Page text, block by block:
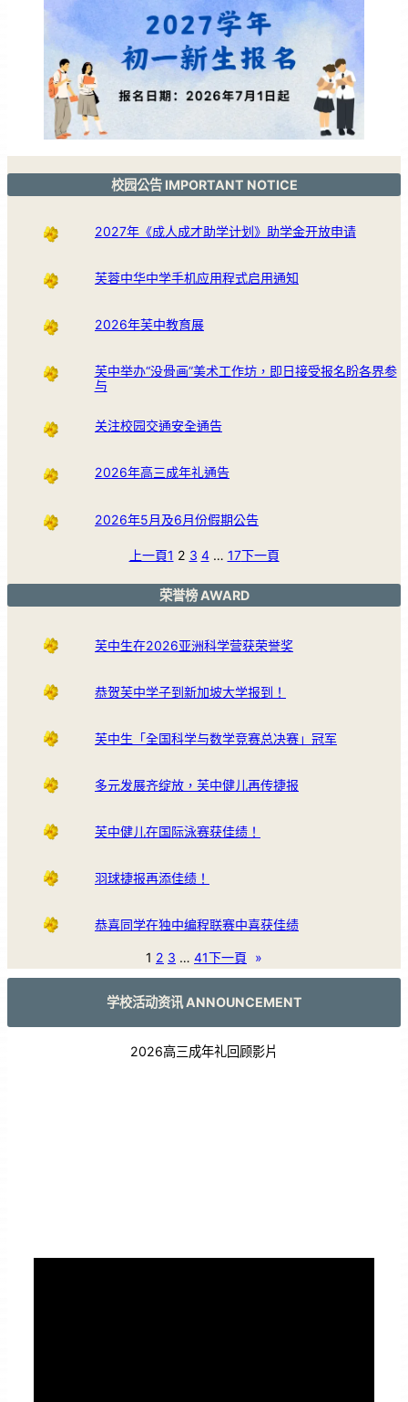
校园公告 IMPORTANT NOTICE
2027年《成人成才助学计划》助学金开放申请
芙蓉中华中学手机应用程式启用通知
2026年芙中教育展
芙中举办“没骨画”美术工作坊，即日接受报名盼各界参
与
关注校园交通安全通告
2026年高三成年礼通告
2026年5月及6月份假期公告
上一頁1 2 3 4 … 17下一頁
荣誉榜 AWARD
芙中生在2026亚洲科学营获荣誉奖
恭贺芙中学子到新加坡大学报到！
芙中生「全国科学与数学竞赛总决赛」冠军
多元发展齐绽放，芙中健儿再传捷报
芙中健儿在国际泳赛获佳绩！
羽球捷报再添佳绩！
恭喜同学在独中编程联赛中喜获佳绩
1 2 3 … 41下一頁 »
学校活动资讯 ANNOUNCEMENT
2026高三成年礼回顾影片